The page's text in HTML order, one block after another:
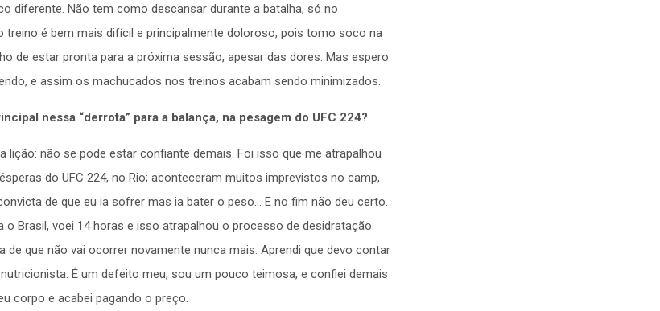
diferente. Não tem como descansar durante a batalha, só no
treino é bem mais difícil e principalmente doloroso, pois tomo soco na
de estar pronta para a próxima sessão, apesar das dores. Mas espero
e assim os machucados nos treinos acabam sendo minimizados.
nessa “derrota” para a balança, na pesagem do UFC 224?
lição: não se pode estar confiante demais. Foi isso que me atrapalhou
do UFC 224, no Rio; aconteceram muitos imprevistos no camp,
de que eu ia sofrer mas ia bater o peso… E no fim não deu certo.
o Brasil, voei 14 horas e isso atrapalhou o processo de desidratação.
que não vai ocorrer novamente nunca mais. Aprendi que devo contar
É um defeito meu, sou um pouco teimosa, e confiei demais
corpo e acabei pagando o preço.